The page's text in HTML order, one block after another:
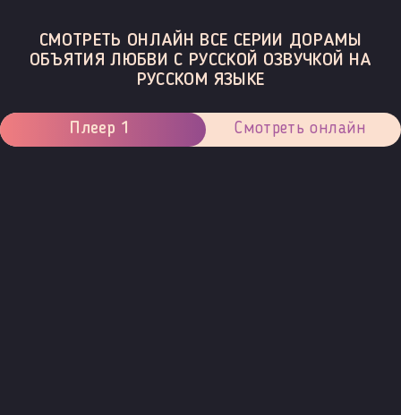
СМОТРЕТЬ ОНЛАЙН ВСЕ СЕРИИ ДОРАМЫ
ОБЪЯТИЯ ЛЮБВИ С РУССКОЙ ОЗВУЧКОЙ НА
РУССКОМ ЯЗЫКЕ
Плеер 1 Смотреть онлайн